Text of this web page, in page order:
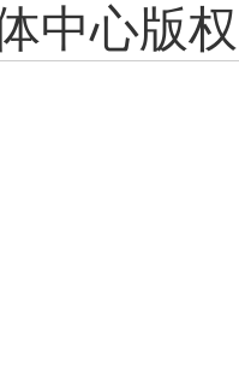
中心版